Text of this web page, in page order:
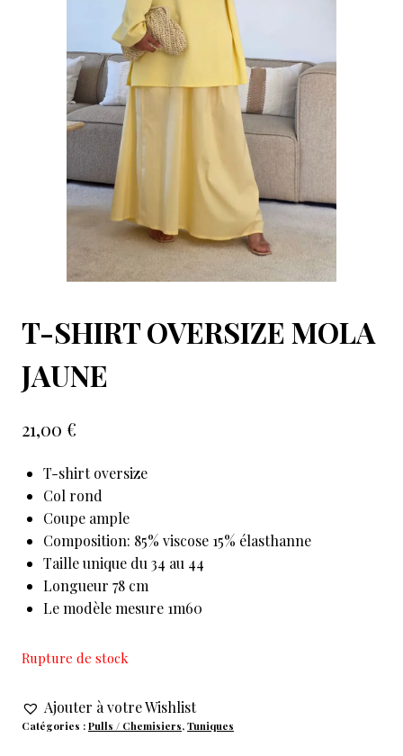
T-SHIRT OVERSIZE MOLA
JAUNE
21,00 €
T-shirt oversize
Col rond
Coupe ample
Composition: 85% viscose 15% élasthanne
Taille unique du 34 au 44
Longueur 78 cm
Le modèle mesure 1m60
Rupture de stock
Ajouter à votre Wishlist
Catégories : Pulls / Chemisiers, Tuniques